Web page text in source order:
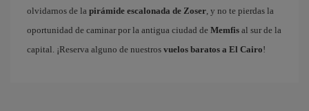
olvidarnos de la pirámide escalonada de Zoser, y no te pierdas la
oportunidad de caminar por la antigua ciudad de Memfis al sur de la
capital. ¡Reserva alguno de nuestros vuelos baratos a El Cairo!